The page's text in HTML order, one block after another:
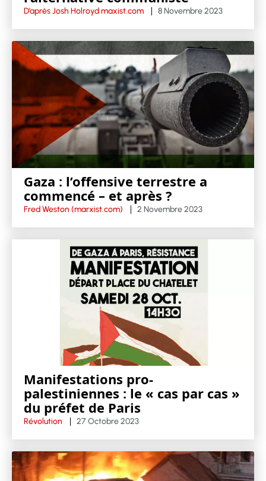
D’après Josh Holroyd maxist.com 8 Novembre 2023
Gaza : l’offensive terrestre a
commencé – et après ?
Fred Weston (marxist.com) 2 Novembre 2023
Manifestations pro-
palestiniennes : le « cas par cas »
du préfet de Paris
Révolution 27 Octobre 2023